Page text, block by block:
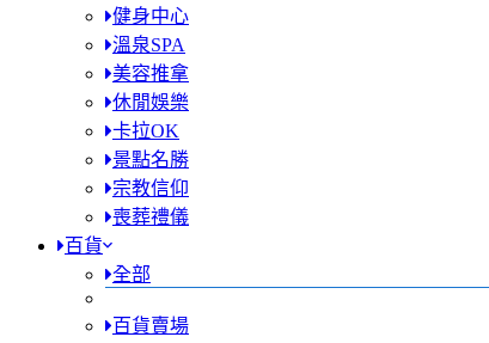
健身中心
溫泉SPA
美容推拿
休閒娛樂
卡拉OK
景點名勝
宗教信仰
喪葬禮儀
百貨
全部
百貨賣場